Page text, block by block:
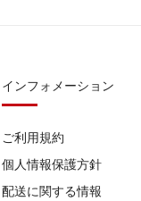
インフォメーション
ご利用規約
個人情報保護方針
配送に関する情報